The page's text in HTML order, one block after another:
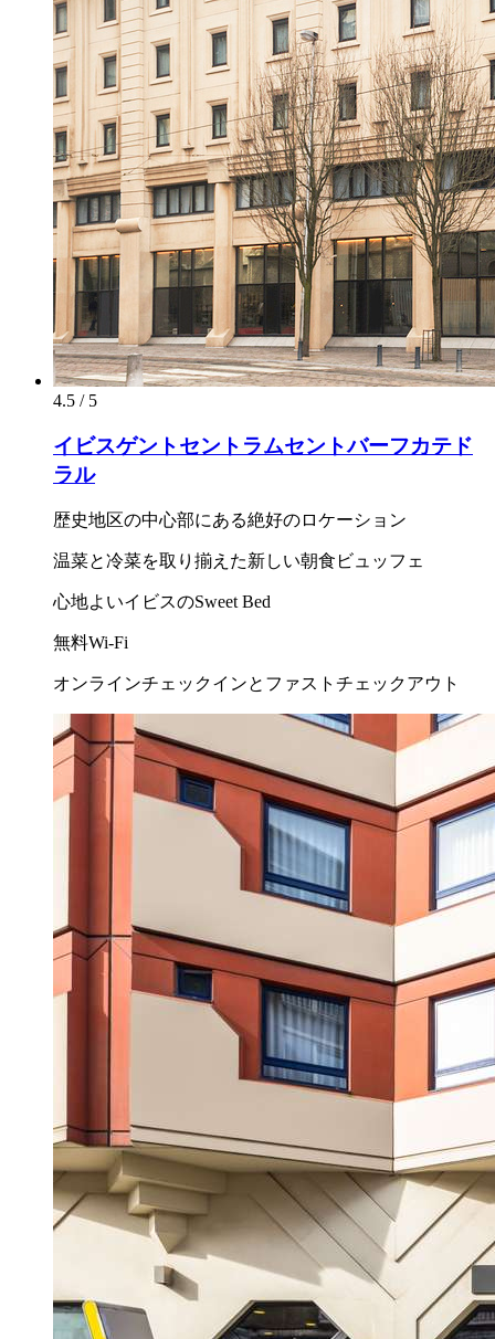
4.5 / 5
イビスゲントセントラムセントバーフカテド
ラル
歴史地区の中心部にある絶好のロケーション
温菜と冷菜を取り揃えた新しい朝食ビュッフェ
心地よいイビスのSweet Bed
無料Wi-Fi
オンラインチェックインとファストチェックアウト